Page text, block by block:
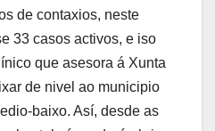
de contaxios, neste
33 casos activos, e iso
que asesora á Xunta
de nivel ao municipio
baixo. Así, desde as